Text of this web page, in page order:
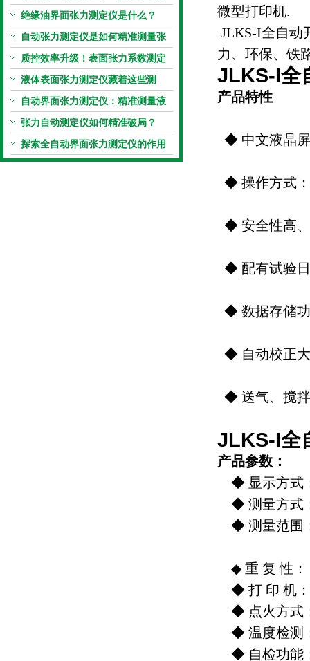
张力系数测量仪就够了
绝缘油界面张力测定仪是什么？
自动张力测定仪是如何精准测量张
力的？
质控效率升级！表面张力系数测定
仪真香警告
液体表面张力测定仪藏着这些测
定“小窍门”
自动界面张力测定仪：精准测量液
体界面张力的关键设备
张力自动测定仪如何精准破局？
探索全自动界面张力测定仪的作用
微型打印机.
JLKS-I全自动
力、环保、铁
JLKS-I全
产品特性
◆ 中文液晶
◆ 操作方式
◆ 安全性高
◆ 配有试验
◆ 数据存储
◆ 自动校正
◆ 送气、搅
JLKS-I全
产品参数：
◆ 显示方式
◆ 测量方式
◆ 测量范围
◆ 重 复 性：
◆ 打 印 机：
◆ 点火方式
◆ 温度检测
◆ 自检功能